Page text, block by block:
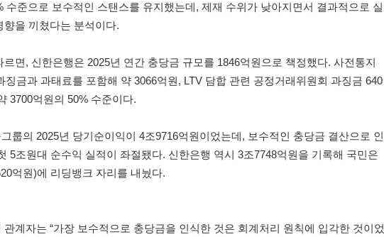
수준으로 보수적인 스탠스를 유지했는데, 제재 수위가 낮아지면서 결과적으로 실
향을 끼쳤다는 분석이다.
르면, 신한은행은 2025년 연간 충당금 규모를 1846억원으로 책정했다. 사전통지
징금과 과태료를 포함해 약 3066억원, LTV 담합 관련 공정거래위원회 과징금 640
3700억원의 50% 수준이다.
룹의 2025년 당기순이익이 4조9716억원이었는데, 보수적인 충당금 결산으로 인
5조원대 순수익 실적이 좌절됐다. 신한은행 역시 3조7748억원을 기록해 국민은
억원)에 리딩뱅크 자리를 내눴다.
관계자는 “가장 보수적으로 충당금을 인식한 것은 회계처리 원칙에 입각한 것이었